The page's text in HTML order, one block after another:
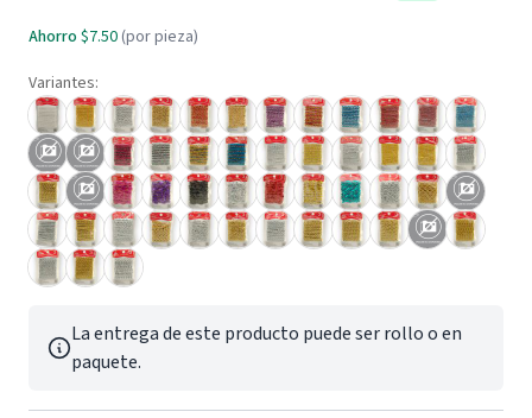
Ahorro $7.50 (por pieza)
Variantes:
La entrega de este producto puede ser rollo o en
paquete.